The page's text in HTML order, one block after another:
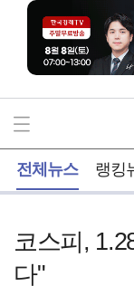
전체뉴스 랭킹
코스피,
다"